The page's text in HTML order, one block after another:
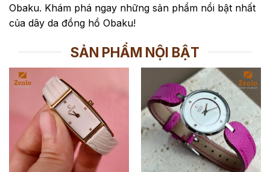
Obaku. Khám phá ngay những sản phẩm nổi bật nhất
của dây da đồng hồ Obaku!
SẢN PHẨM NỘI BẬT